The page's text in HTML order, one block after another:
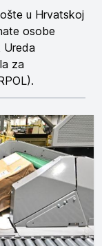
u Hrvatskoj
osobe
Ureda
za